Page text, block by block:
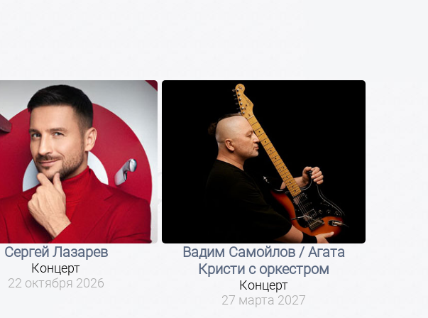
Сергей Лазарев
Концерт
22 октября 2026
Вадим Самойлов / Агата
Кристи с оркестром
Концерт
27 марта 2027